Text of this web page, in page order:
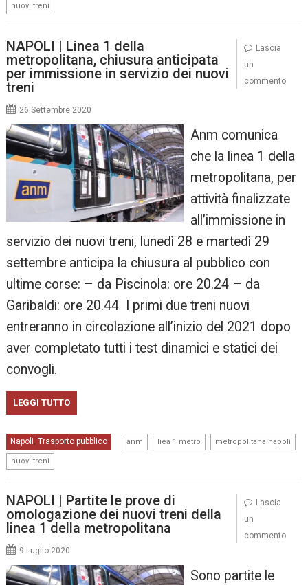
nuovi treni
NAPOLI | Linea 1 della
metropolitana, chiusura anticipata
per immissione in servizio dei nuovi
treni
26 Settembre 2020
Anm comunica
che la linea 1 della
metropolitana, per
attività finalizzate
all’immissione in
servizio dei nuovi treni, lunedì 28 e martedì 29
settembre anticipa la chiusura al pubblico con
ultime corse: – da Piscinola: ore 20.24 – da
Garibaldi: ore 20.44 I primi due treni nuovi
entreranno in circolazione all’inizio del 2021 dopo
aver completato tutti i test dinamici e statici dei
convogli.
LEGGI TUTTO
Napoli,Trasporto pubblico anm liea 1 metro metropolitana napoli
nuovi treni
Lascia
un
commento
NAPOLI | Partite le prove di
omologazione dei nuovi treni della
linea 1 della metropolitana
9 Luglio 2020
Sono partite le
Lascia
un
commento